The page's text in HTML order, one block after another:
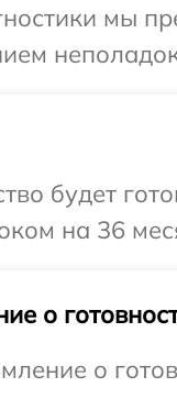
мы
будет
на 36
о
о